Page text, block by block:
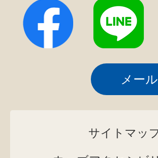
メー
サイトマッ